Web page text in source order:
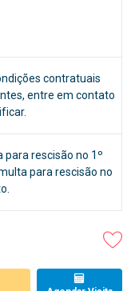
contratuais
entre em contato
para rescisão no 1º
para rescisão no